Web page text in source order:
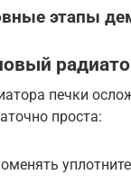
этапы
печки
проста: